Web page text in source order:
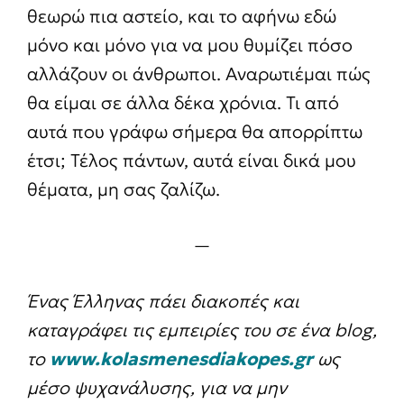
θεωρώ πια αστείο, και το αφήνω εδώ
μόνο και μόνο για να μου θυμίζει πόσο
αλλάζουν οι άνθρωποι. Αναρωτιέμαι πώς
θα είμαι σε άλλα δέκα χρόνια. Τι από
αυτά που γράφω σήμερα θα απορρίπτω
έτσι; Τέλος πάντων, αυτά είναι δικά μου
θέματα, μη σας ζαλίζω.
—
Ένας Έλληνας πάει διακοπές και
καταγράφει τις εμπειρίες του σε ένα blog,
το www.kolasmenesdiakopes.grως
μέσο ψυχανάλυσης, για να μην